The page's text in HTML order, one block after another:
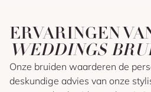
ERVARINGEN
WEDDINGS
Onze bruiden waarderen de
deskundige advies van onze